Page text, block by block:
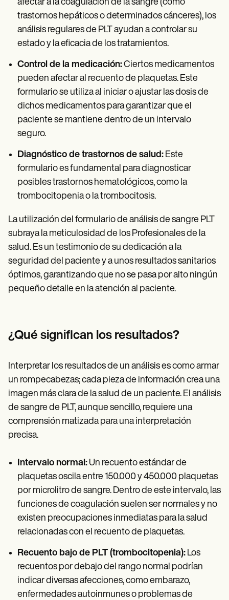
afectar a la coagulación de la sangre (como
trastornos hepáticos o determinados cánceres), los
análisis regulares de PLT ayudan a controlar su
estado y la eficacia de los tratamientos.
Control de la medicación:Ciertos medicamentos
pueden afectar al recuento de plaquetas. Este
formulario se utiliza al iniciar o ajustar las dosis de
dichos medicamentos para garantizar que el
paciente se mantiene dentro de un intervalo
seguro.
Diagnóstico de trastornos de salud: Este
formulario es fundamental para diagnosticar
posibles trastornos hematológicos, como la
trombocitopenia o la trombocitosis.
La utilización del formulario de análisis de sangre PLT
subraya la meticulosidad de los Profesionales de la
salud. Es un testimonio de su dedicación a la
seguridad del paciente y a unos resultados sanitarios
óptimos, garantizando que no se pasa por alto ningún
pequeño detalle en la atención al paciente.
¿Qué significan los resultados?
Interpretar los resultados de un análisis es como armar
un rompecabezas; cada pieza de información crea una
imagen más clara de la salud de un paciente. El análisis
de sangre de PLT, aunque sencillo, requiere una
comprensión matizada para una interpretación
precisa.
Intervalo normal: Un recuento estándar de
plaquetas oscila entre 150.000 y 450.000 plaquetas
por microlitro de sangre. Dentro de este intervalo, las
funciones de coagulación suelen ser normales y no
existen preocupaciones inmediatas para la salud
relacionadas con el recuento de plaquetas.
Recuento bajo de PLT (trombocitopenia): Los
recuentos por debajo del rango normal podrían
indicar diversas afecciones, como embarazo,
enfermedades autoinmunes o problemas de